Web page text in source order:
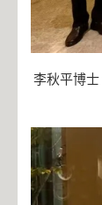
李秋平博